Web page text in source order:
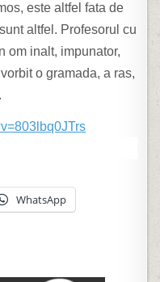
este altfel fata de
altfel. Profesorul cu
om inalt, impunator,
o gramada, a ras,
WhatsApp